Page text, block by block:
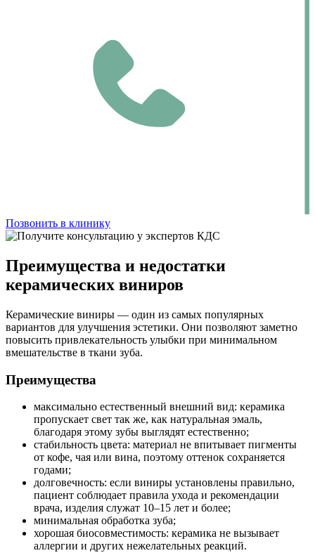
Позвонить в клинику
Преимущества и недостатки
керамических виниров
Керамические виниры — один из самых популярных
вариантов для улучшения эстетики. Они позволяют заметно
повысить привлекательность улыбки при минимальном
вмешательстве в ткани зуба.
Преимущества
максимально естественный внешний вид: керамика
пропускает свет так же, как натуральная эмаль,
благодаря этому зубы выглядят естественно;
стабильность цвета: материал не впитывает пигменты
от кофе, чая или вина, поэтому оттенок сохраняется
годами;
долговечность: если виниры установлены правильно,
пациент соблюдает правила ухода и рекомендации
врача, изделия служат 10–15 лет и более;
минимальная обработка зуба;
хорошая биосовместимость: керамика не вызывает
аллергии и других нежелательных реакций.